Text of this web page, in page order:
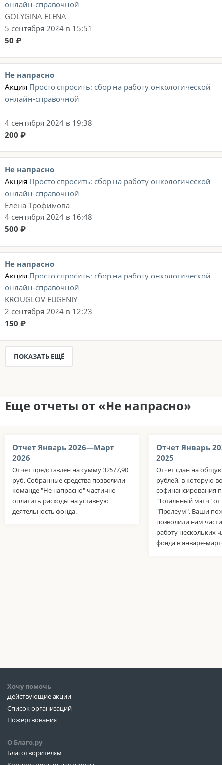
онлайн-справочной
GOLYGINA ELENA
5 сентября 2024 в 15:51
50 ₽
Не напрасно
Акция Просто спросить: сбор на работу онкологической
онлайн-справочной
4 сентября 2024 в 19:38
200 ₽
Не напрасно
Акция Просто спросить: сбор на работу онкологической
онлайн-справочной
Елена Трофимова
4 сентября 2024 в 16:48
500 ₽
Не напрасно
Акция Просто спросить: сбор на работу онкологической
онлайн-справочной
KROUGLOV EUGENIY
2 сентября 2024 в 12:23
150 ₽
ПОКАЗАТЬ ЕЩЁ
Еще отчеты от «Не напрасно»
Отчет Январь 2026—Март
2026
Отчет представлен на сумму 32577,90
руб. Собранные средства позволили
команде "Не напрасно" частично
оплатить расходы на уставную
деятельность фонда.
Отчет Январь
2025
Отчет сдан на
рублей, в которую
софинансирования
"Тотальный мэтч"
"Пролеум". Ваши
позволили нам
работу нескольких
фонда в январе-
Хочу помочь
Действующие акции
Список организаций
Пожертвования
О Благо.ру
Благотворителям